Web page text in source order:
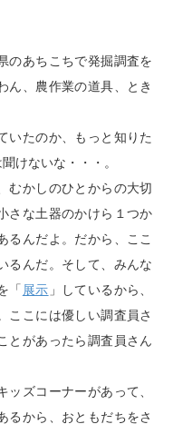
のあちこちで発掘調査を
ん、農作業の道具、とき
いたのか、もっと知りた
けないな・・・。
むかしのひとからの大切
さな土器のかけら１つか
るんだよ。だから、ここ
るんだ。そして、みんな
「 展示 」しているから、
ここには優しい調査員さ
とがあったら調査員さん
ッズコーナーがあって、
るから、おともだちをさ